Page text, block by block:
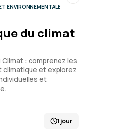
ENVIRONNEMENTALE
du climat
: comprenez les
climatique et explorez
et
1 jour